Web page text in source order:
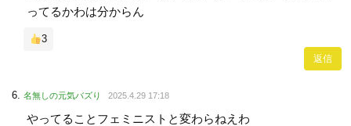
ってるかわは分からん
3
返信
名無しの元気バズり 2025.4.29 17:18
やってることフェミニストと変わらねえわ